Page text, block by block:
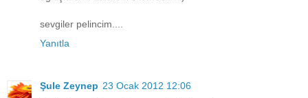
sevgiler pelincim....
Yanıtla
Şule Zeynep 23 Ocak 2012 12:06